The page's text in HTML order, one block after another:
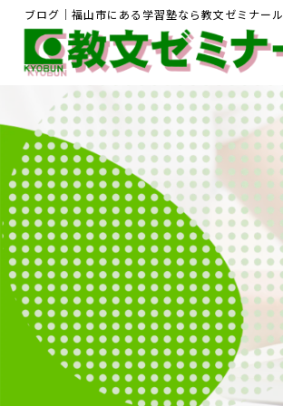
ブログ｜福山市にある学習塾なら教文ゼミナール